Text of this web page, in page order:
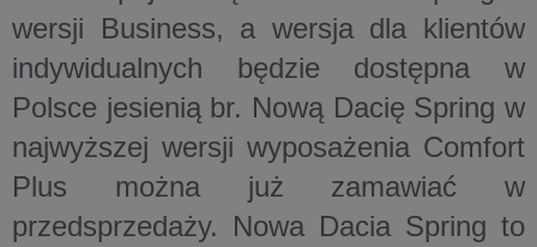
wersji Business, a wersja dla klientów
indywidualnych będzie dostępna w
Polsce jesienią br. Nową Dacię Spring w
najwyższej wersji wyposażenia Comfort
Plus można już zamawiać w
przedsprzedaży. Nowa Dacia Spring to